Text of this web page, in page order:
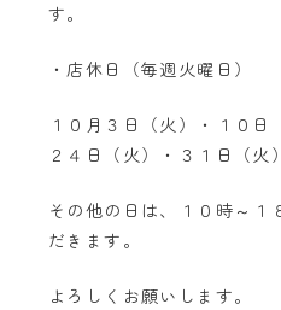
す。
・店休日（毎週火曜日）
１０月３日（火）・１０日
２４日（火）・３１日（火）
その他の日は、１０時～１
だきます。
よろしくお願いします。